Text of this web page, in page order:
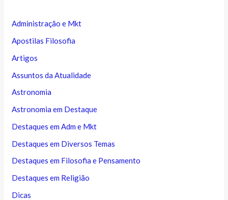
Administração e Mkt
Apostilas Filosofia
Artigos
Assuntos da Atualidade
Astronomia
Astronomia em Destaque
Destaques em Adm e Mkt
Destaques em Diversos Temas
Destaques em Filosofia e Pensamento
Destaques em Religião
Dicas